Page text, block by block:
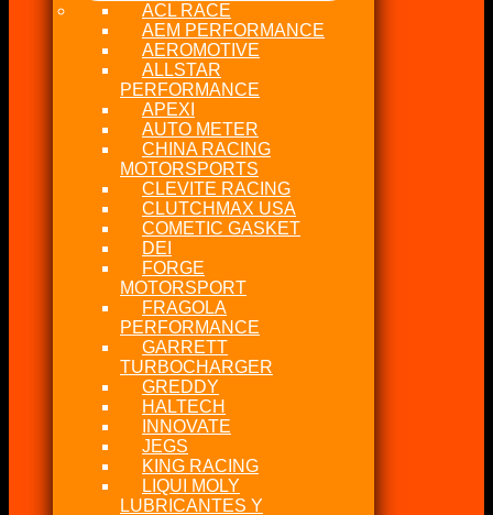
ACL RACE
AEM PERFORMANCE
AEROMOTIVE
ALLSTAR
PERFORMANCE
APEXI
AUTO METER
CHINA RACING
MOTORSPORTS
CLEVITE RACING
CLUTCHMAX USA
COMETIC GASKET
DEI
FORGE
MOTORSPORT
FRAGOLA
PERFORMANCE
GARRETT
TURBOCHARGER
GREDDY
HALTECH
INNOVATE
JEGS
KING RACING
LIQUI MOLY
LUBRICANTES Y